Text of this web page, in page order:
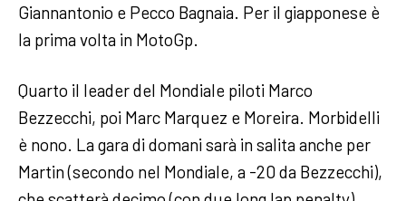
Giannantonio e Pecco Bagnaia. Per il giapponese è
la prima volta in MotoGp.
Quarto il leader del Mondiale piloti Marco
Bezzecchi, poi Marc Marquez e Moreira. Morbidelli
è nono. La gara di domani sarà in salita anche per
Martin (secondo nel Mondiale, a -20 da Bezzecchi),